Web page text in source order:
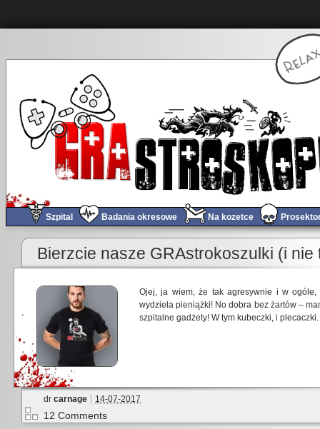
Szpital Badania okresowe Na kozetce
Bierzcie nasze GRAstrokoszulki (i nie
Ojej, ja wiem, że tak agresywnie i w
wydziela pieniążki! No dobra bez żartów –
szpitalne gadżety! W tym kubeczki, i plecaczki.
dr carnage 14-07-2017
12 Comments